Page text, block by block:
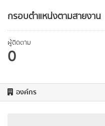
กรอบตำแหน่งตามสายงาน
ผู้ติดตาม
0
องค์กร